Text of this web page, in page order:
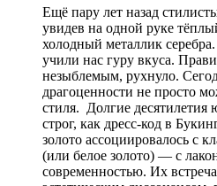
Ещё пару лет назад
увидев на одной руке
холодный металлик
учили нас гуру вкуса.
незыблемым, рухнуло.
драгоценности не просто
стиля. Долгие
строг, как дресс-код в
золото ассоциировалось с
(или белое золото) — с
современностью. Их